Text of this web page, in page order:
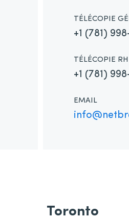
TÉLÉCOPIE
+1 (781)
TÉLÉCOPIE RH
+1 (781)
EMAIL
Toronto